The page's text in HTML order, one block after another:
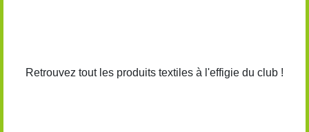
Retrouvez tout les produits textiles à l'effigie du club !